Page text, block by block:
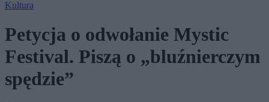
Kultura
Petycja o odwołanie Mystic
Festival. Piszą o „bluźnierczym
spędzie”